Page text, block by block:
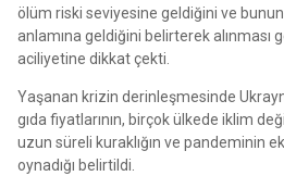
ölüm riski seviyesine geldiğini ve
anlamına geldiğini belirterek alınması
aciliyetine dikkat çekti.
Yaşanan krizin derinleşmesinde
gıda fiyatlarının, birçok ülkede iklim
uzun süreli kuraklığın ve pandeminin
oynadığı belirtildi.